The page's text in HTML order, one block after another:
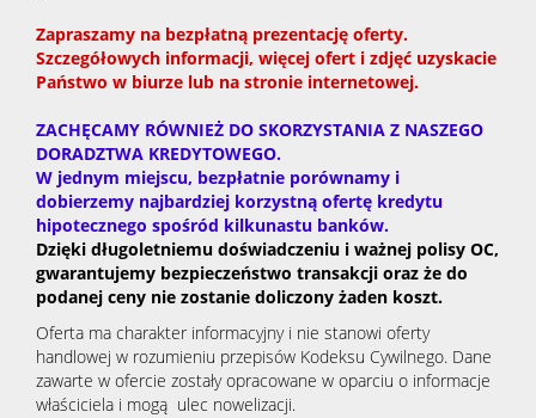
Zapraszamy na bezpłatną prezentację oferty.
Szczegółowych informacji, więcej ofert i zdjęć uzyskacie
Państwo w biurze lub na stronie internetowej.
ZACHĘCAMY RÓWNIEŻ DO SKORZYSTANIA Z NASZEGO
DORADZTWA KREDYTOWEGO.
W jednym miejscu, bezpłatnie porównamy i
dobierzemy najbardziej korzystną ofertę kredytu
hipotecznego spośród kilkunastu banków.
Dzięki długoletniemu doświadczeniu i ważnej polisy OC,
gwarantujemy bezpieczeństwo transakcji oraz że do
podanej ceny nie zostanie doliczony żaden koszt.
Oferta ma charakter informacyjny i nie stanowi oferty
handlowej w rozumieniu przepisów Kodeksu Cywilnego. Dane
zawarte w ofercie zostały opracowane w oparciu o informacje
właściciela i mogą ulec nowelizacji.